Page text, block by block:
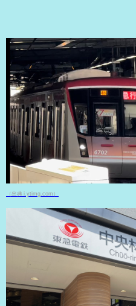
（出典 i.ytimg.com）